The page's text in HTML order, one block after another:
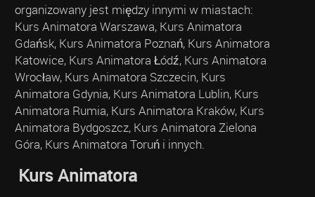
organizowany jest między innymi w miastach:
Kurs Animatora Warszawa, Kurs Animatora
Gdańsk, Kurs Animatora Poznań, Kurs Animatora
Katowice, Kurs Animatora Łódź, Kurs Animatora
Wrocław, Kurs Animatora Szczecin, Kurs
Animatora Gdynia, Kurs Animatora Lublin, Kurs
Animatora Rumia, Kurs Animatora Kraków, Kurs
Animatora Bydgoszcz, Kurs Animatora Zielona
Góra, Kurs Animatora Toruń i innych.
Kurs Animatora